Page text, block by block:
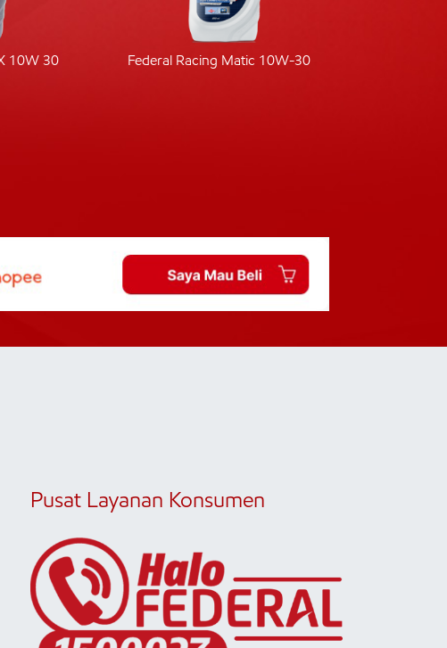
10W 30 Federal Racing Matic 10W-30
Pusat Layanan Konsumen